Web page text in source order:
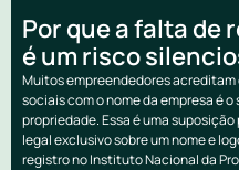
Por que a falta de
é um risco
Muitos empreendedores acreditam
sociais com o nome da empresa é
propriedade. Essa é uma
legal exclusivo sobre um nome e
registro no Instituto Nacional da